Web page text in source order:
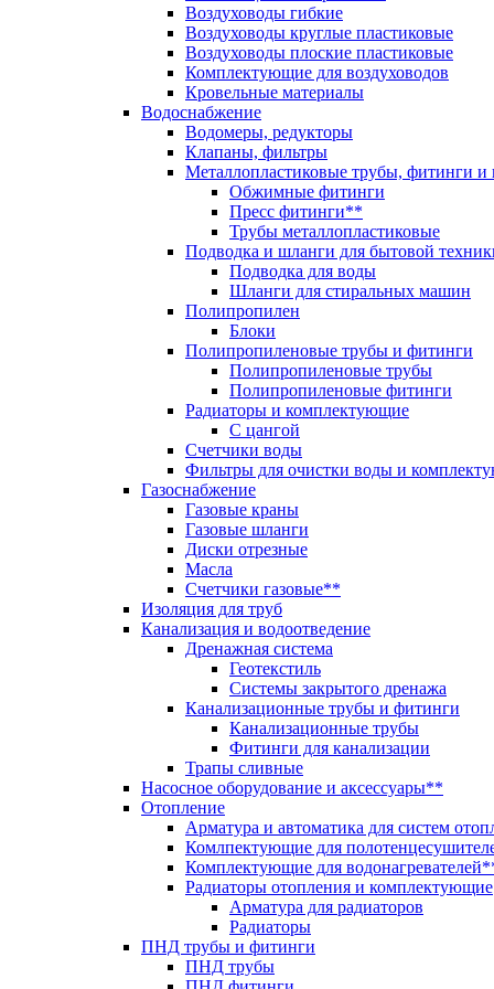
Воздуховоды гибкие
Воздуховоды круглые пластиковые
Воздуховоды плоские пластиковые
Комплектующие для воздуховодов
Кровельные материалы
Водоснабжение
Водомеры, редукторы
Клапаны, фильтры
Металлопластиковые трубы, фитинги
Обжимные фитинги
Пресс фитинги**
Трубы металлопластиковые
Подводка и шланги для бытовой
Подводка для воды
Шланги для стиральных машин
Полипропилен
Блоки
Полипропиленовые трубы и фитинги
Полипропиленовые трубы
Полипропиленовые фитинги
Радиаторы и комплектующие
С цангой
Счетчики воды
Фильтры для очистки воды и
Газоснабжение
Газовые краны
Газовые шланги
Диски отрезные
Масла
Счетчики газовые**
Изоляция для труб
Канализация и водоотведение
Дренажная система
Геотекстиль
Системы закрытого дренажа
Канализационные трубы и фитинги
Канализационные трубы
Фитинги для канализации
Трапы сливные
Насосное оборудование и аксессуары**
Отопление
Арматура и автоматика для систем
Комлпектующие для
Комплектующие для
Радиаторы отопления и комплектующие
Арматура для радиаторов
Радиаторы
ПНД трубы и фитинги
ПНД трубы